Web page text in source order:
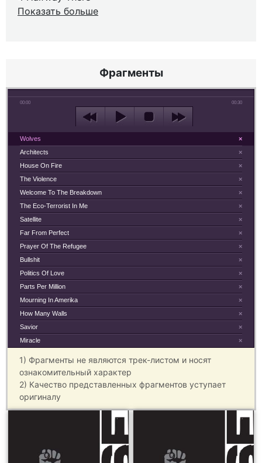
Показать больше
Фрагменты
00:00 00:30
×
Wolves
×
Architects
×
House On Fire
×
The Violence
×
Welcome To The Breakdown
×
The Eco-Terrorist In Me
×
Satellite
×
Far From Perfect
×
Prayer Of The Refugee
×
Bullshit
×
Politics Of Love
×
Parts Per Million
×
Mourning In Amerika
×
How Many Walls
×
Savior
×
Miracle
1) Фрагменты не являются трек-листом и носят
ознакомительный характер
2) Качество представленных фрагментов уступает
оригиналу